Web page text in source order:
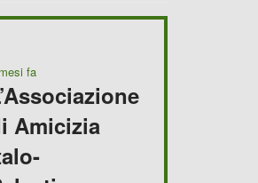
fa
Amicizia